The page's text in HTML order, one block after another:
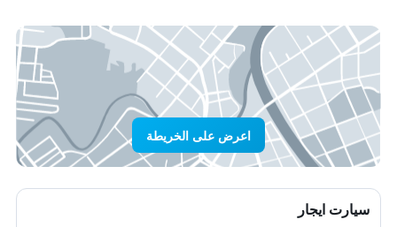
اعرض على الخريطة
سيارت ايجار